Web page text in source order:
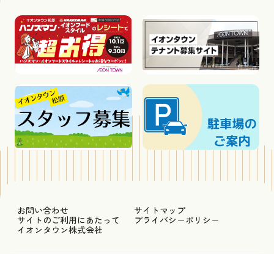
お問い合わせ
サイトマップ
サイトのご利用にあたって
プライバシーポリシー
イオンタウン株式会社